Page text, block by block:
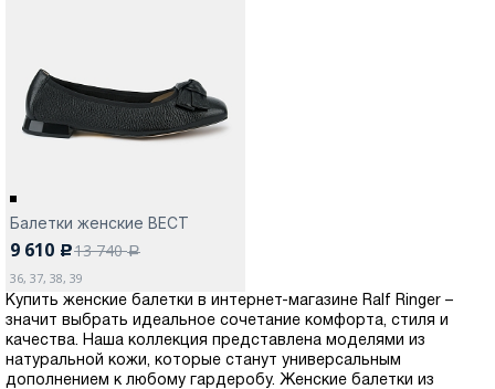
Балетки женские ВЕСТ
9 610 c13 740a
36, 37, 38, 39
Купить женские балетки в интернет-магазине Ralf Ringer –
значит выбрать идеальное сочетание комфорта, стиля и
качества. Наша коллекция представлена моделями из
натуральной кожи, которые станут универсальным
дополнением к любому гардеробу. Женские балетки из